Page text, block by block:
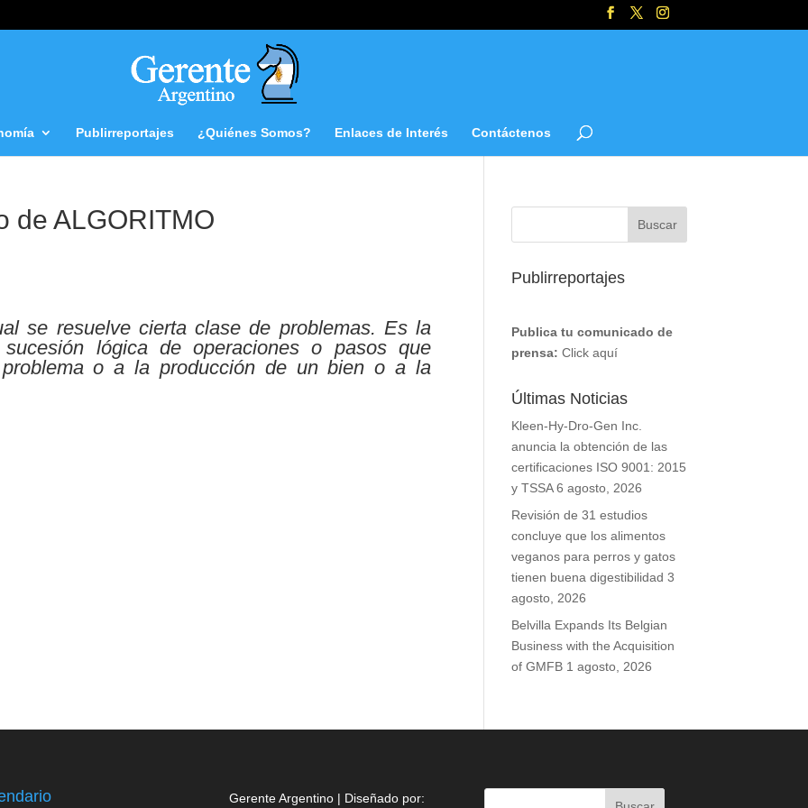
Publirreportajes ¿Quiénes Somos? Enlaces de Interés Contáctenos
de ALGORITMO
se resuelve cierta clase de problemas. Es la
lógica de operaciones o pasos que
o a la producción de un bien o a la
Publirreportajes
Publica tu comunicado de
prensa: Click aquí
Últimas Noticias
Kleen-Hy-Dro-Gen Inc.
anuncia la obtención de las
certificaciones ISO 9001: 2015
y TSSA 6 agosto, 2026
Revisión de 31 estudios
concluye que los alimentos
veganos para perros y gatos
tienen buena digestibilidad 3
agosto, 2026
Belvilla Expands Its Belgian
Business with the Acquisition
of GMFB 1 agosto, 2026
Gerente Argentino | Diseñado por: